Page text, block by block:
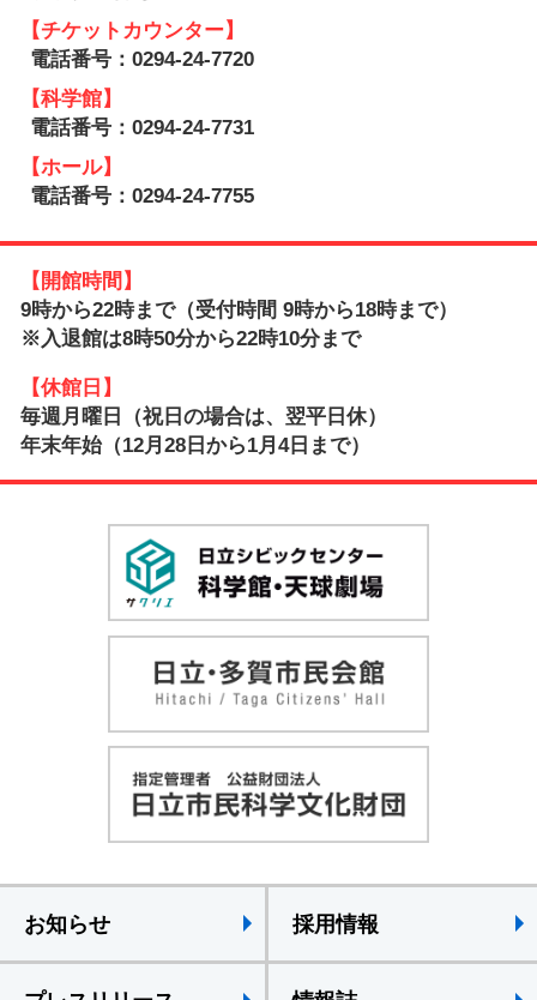
【チケットカウンター】
電話番号：0294-24-7720
【科学館】
電話番号：0294-24-7731
【ホール】
電話番号：0294-24-7755
【開館時間】
9時から22時まで（受付時間 9時から18時まで）
※入退館は8時50分から22時10分まで
【休館日】
毎週月曜日（祝日の場合は、翌平日休）
年末年始（12月28日から1月4日まで）
お知らせ 採用情報